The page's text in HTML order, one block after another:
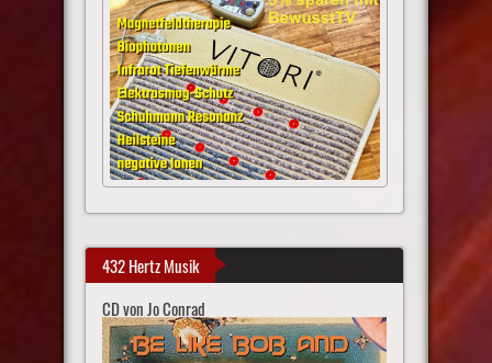
432 Hertz Musik
CD von Jo Conrad